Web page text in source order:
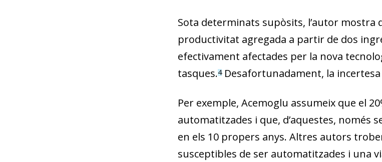
Sota determinats supòsits, l’autor mostra
productivitat agregada a partir de dos
efectivament afectades per la nova
tasques.4Desafortunadament, la
Per exemple, Acemoglu assumeix que el
automatitzades i que, d’aquestes, només
en els 10 propers anys. Altres autors
susceptibles de ser automatitzades i una